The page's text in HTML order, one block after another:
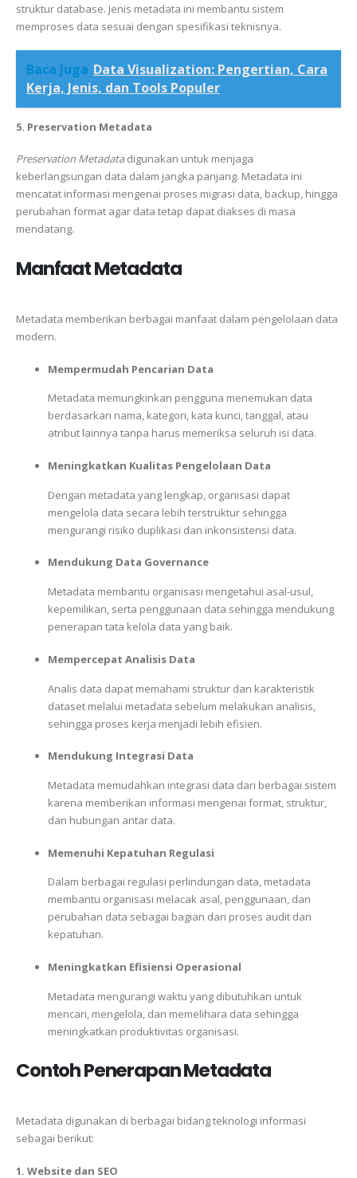
struktur database. Jenis metadata ini membantu sistem
memproses data sesuai dengan spesifikasi teknisnya.
Baca Juga Data Visualization: Pengertian, Cara
Kerja, Jenis, dan Tools Populer
5. Preservation Metadata
Preservation Metadatadigunakan untuk menjaga
keberlangsungan data dalam jangka panjang. Metadata ini
mencatat informasi mengenai proses migrasi data, backup, hingga
perubahan format agar data tetap dapat diakses di masa
mendatang.
Manfaat Metadata
Metadata memberikan berbagai manfaat dalam pengelolaan data
modern.
Mempermudah Pencarian Data
Metadata memungkinkan pengguna menemukan data
berdasarkan nama, kategori, kata kunci, tanggal, atau
atribut lainnya tanpa harus memeriksa seluruh isi data.
Meningkatkan Kualitas Pengelolaan Data
Dengan metadata yang lengkap, organisasi dapat
mengelola data secara lebih terstruktur sehingga
mengurangi risiko duplikasi dan inkonsistensi data.
Mendukung Data Governance
Metadata membantu organisasi mengetahui asal-usul,
kepemilikan, serta penggunaan data sehingga mendukung
penerapan tata kelola data yang baik.
Mempercepat Analisis Data
Analis data dapat memahami struktur dan karakteristik
dataset melalui metadata sebelum melakukan analisis,
sehingga proses kerja menjadi lebih efisien.
Mendukung Integrasi Data
Metadata memudahkan integrasi data dari berbagai sistem
karena memberikan informasi mengenai format, struktur,
dan hubungan antar data.
Memenuhi Kepatuhan Regulasi
Dalam berbagai regulasi perlindungan data, metadata
membantu organisasi melacak asal, penggunaan, dan
perubahan data sebagai bagian dari proses audit dan
kepatuhan.
Meningkatkan Efisiensi Operasional
Metadata mengurangi waktu yang dibutuhkan untuk
mencari, mengelola, dan memelihara data sehingga
meningkatkan produktivitas organisasi.
Contoh Penerapan Metadata
Metadata digunakan di berbagai bidang teknologi informasi
sebagai berikut:
1. Website dan SEO